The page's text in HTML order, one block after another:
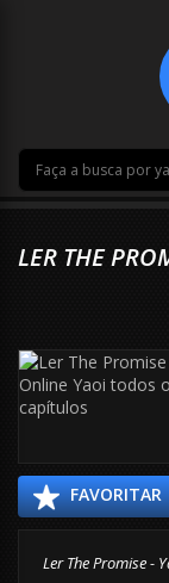
LER THE
FAVORITAR
Ler The Promise -